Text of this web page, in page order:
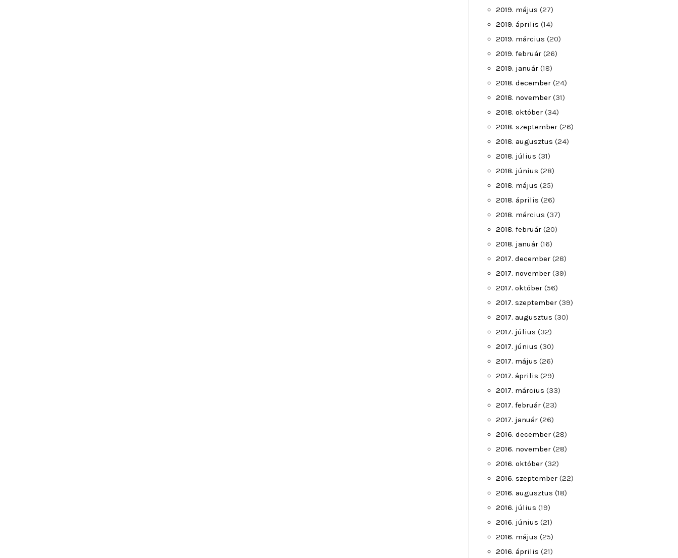
2019. május (27)
2019. április (14)
2019. március (20)
2019. február (26)
2019. január (18)
2018. december (24)
2018. november (31)
2018. október (34)
2018. szeptember (26)
2018. augusztus (24)
2018. július (31)
2018. június (28)
2018. május (25)
2018. április (26)
2018. március (37)
2018. február (20)
2018. január (16)
2017. december (28)
2017. november (39)
2017. október (56)
2017. szeptember (39)
2017. augusztus (30)
2017. július (32)
2017. június (30)
2017. május (26)
2017. április (29)
2017. március (33)
2017. február (23)
2017. január (26)
2016. december (28)
2016. november (28)
2016. október (32)
2016. szeptember (22)
2016. augusztus (18)
2016. július (19)
2016. június (21)
2016. május (25)
2016. április (21)